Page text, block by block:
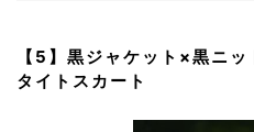
【5】黒ジャケット×黒ニ
タイトスカート